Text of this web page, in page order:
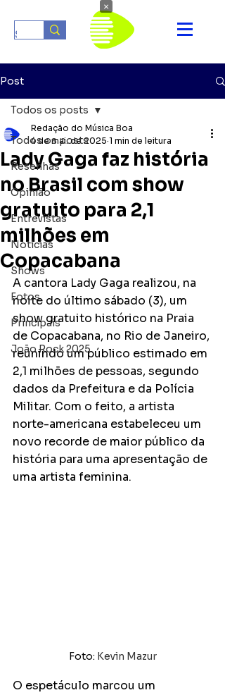
Post
Todos os posts
Resenhas
Opinião
Entrevistas
Notícias
Shows
Fotos
Principais
João Rock 2025
Todos os posts
Lady Gaga faz história
no Brasil com show
gratuito para 2,1
milhões em
Copacabana
Redação do Música Boa
4 de mai. de 2025 1 min de leitura
A cantora Lady Gaga realizou, na
noite do último sábado (3), um
show gratuito histórico na Praia
de Copacabana, no Rio de Janeiro,
reunindo um público estimado em
2,1 milhões de pessoas, segundo
dados da Prefeitura e da Polícia
Militar. Com o feito, a artista
norte-americana estabeleceu um
novo recorde de maior público da
história para uma apresentação de
uma artista feminina.
Foto: Kevin Mazur
O espetáculo marcou um
×